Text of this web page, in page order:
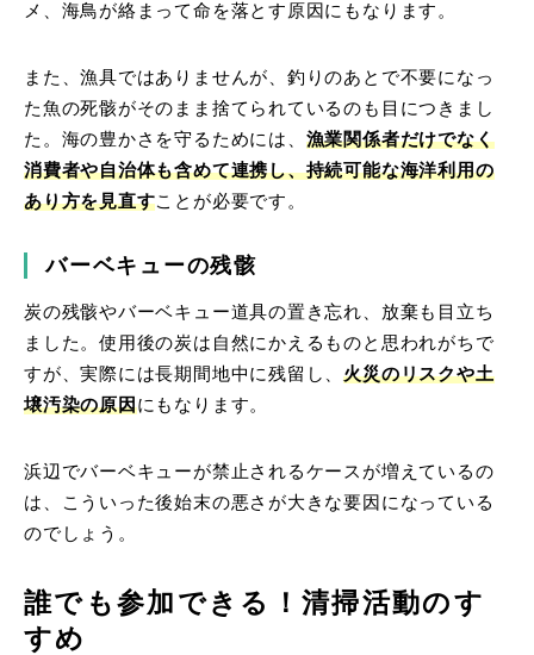
メ、海鳥が絡まって命を落とす原因にもなります。
また、漁具ではありませんが、釣りのあとで不要になっ
た魚の死骸がそのまま捨てられているのも目につきまし
た。海の豊かさを守るためには、 漁業関係者だけでなく
消費者や自治体も含めて連携し、持続可能な海洋利用の
あり方を見直すことが必要です。
バーベキューの残骸
炭の残骸やバーベキュー道具の置き忘れ、放棄も目立ち
ました。使用後の炭は自然にかえるものと思われがちで
すが、実際には長期間地中に残留し、火災のリスクや土
壌汚染の原因にもなります。
浜辺でバーベキューが禁止されるケースが増えているの
は、こういった後始末の悪さが大きな要因になっている
のでしょう。
誰でも参加できる！清掃活動のす
すめ